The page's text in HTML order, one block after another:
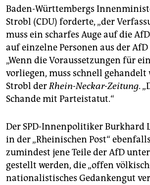
Baden-Württembergs
Strobl (CDU) forderte, „der
muss ein scharfes Auge auf die
auf einzelne Personen aus der AfD
„Wenn die Voraussetzungen für
vorliegen, muss schnell gehandelt
Strobl derRhein-Neckar-Zeitung.
Schande mit Parteistatut.“
Der SPD-Innenpolitiker Burkhard
in der „Rheinischen Post“
zumindest jene Teile der AfD
gestellt werden, die „offen
nationalistisches Gedankengut